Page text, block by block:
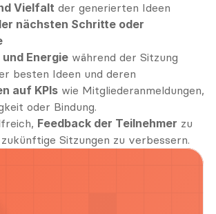
Vielfalt der generierten Ideen
nächsten Schritte oder
Energie während der Sitzung
auf KPIs wie Mitgliederanmeldungen,
oder Bindung.
Feedback der Teilnehmer zu
Sitzungen zu verbessern.